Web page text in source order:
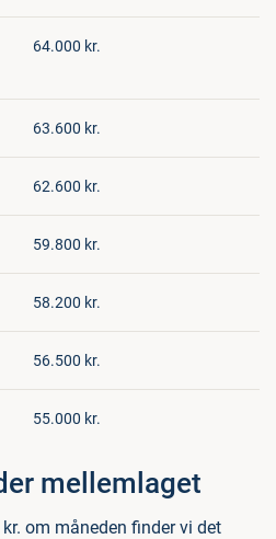
64.000 kr.
63.600 kr.
62.600 kr.
59.800 kr.
58.200 kr.
56.500 kr.
55.000 kr.
mellemlaget
om måneden finder vi det